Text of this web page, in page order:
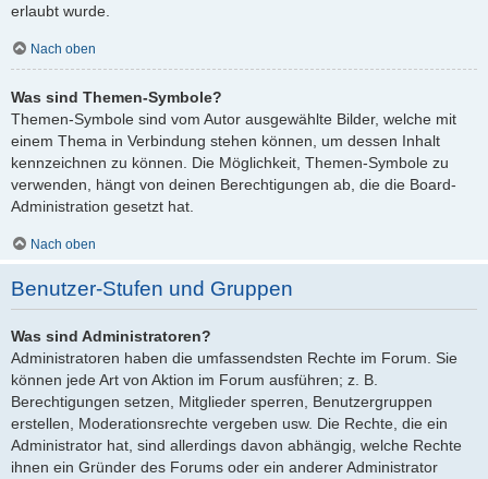
erlaubt wurde.
Nach oben
Was sind Themen-Symbole?
Themen-Symbole sind vom Autor ausgewählte Bilder, welche mit
einem Thema in Verbindung stehen können, um dessen Inhalt
kennzeichnen zu können. Die Möglichkeit, Themen-Symbole zu
verwenden, hängt von deinen Berechtigungen ab, die die Board-
Administration gesetzt hat.
Nach oben
Benutzer-Stufen und Gruppen
Was sind Administratoren?
Administratoren haben die umfassendsten Rechte im Forum. Sie
können jede Art von Aktion im Forum ausführen; z. B.
Berechtigungen setzen, Mitglieder sperren, Benutzergruppen
erstellen, Moderationsrechte vergeben usw. Die Rechte, die ein
Administrator hat, sind allerdings davon abhängig, welche Rechte
ihnen ein Gründer des Forums oder ein anderer Administrator